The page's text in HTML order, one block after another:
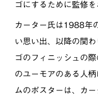
ゴにするために監修
カーター氏は1988年
い思い出、以降の関
ゴのフィニッシュの
のユーモアのある人
ムのポスターは、カ